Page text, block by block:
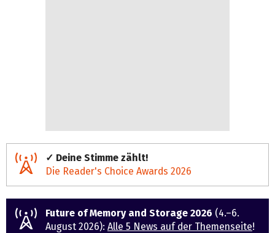
✓ Deine Stimme zählt!
Die Reader's Choice Awards 2026
Future of Memory and Storage 2026 (4.–6.
August 2026): Alle 5 News auf der Themenseite!